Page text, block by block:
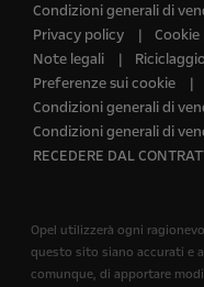
Condizioni generali di
Privacy policy
Note legali
Riciclaggio
Preferenze sui cookie
Condizioni generali di
Condizioni generali di
RECEDERE DAL
Opel utilizzerà ogni
questo sito siano accurati e
comunque, di apportare